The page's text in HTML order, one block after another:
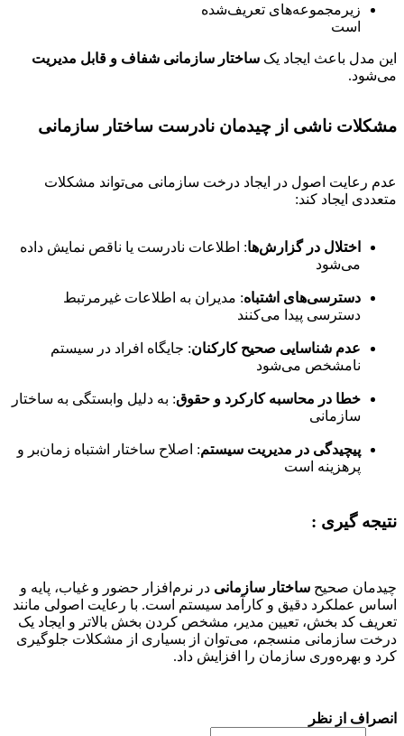
زیرمجموعه‌های تعریف‌شده
است
این مدل باعث ایجاد یک ساختار سازمانی شفاف و قابل مدیریت
می‌شود.
مشکلات ناشی از چیدمان نادرست ساختار سازمانی
عدم رعایت اصول در ایجاد درخت سازمانی می‌تواند مشکلات
متعددی ایجاد کند:
اختلال در گزارش‌ها: اطلاعات نادرست یا ناقص نمایش داده
می‌شود
دسترسی‌های اشتباه: مدیران به اطلاعات غیرمرتبط
دسترسی پیدا می‌کنند
عدم شناسایی صحیح کارکنان: جایگاه افراد در سیستم
نامشخص می‌شود
خطا در محاسبه کارکرد و حقوق: به دلیل وابستگی به ساختار
سازمانی
پیچیدگی در مدیریت سیستم: اصلاح ساختار اشتباه زمان‌بر و
پرهزینه است
نتیجه گیری :
چیدمان صحیح ساختار سازمانی در نرم‌افزار حضور و غیاب، پایه و
اساس عملکرد دقیق و کارآمد سیستم است. با رعایت اصولی مانند
تعریف کد بخش، تعیین مدیر، مشخص کردن بخش بالاتر و ایجاد یک
درخت سازمانی منسجم، می‌توان از بسیاری از مشکلات جلوگیری
کرد و بهره‌وری سازمان را افزایش داد.
انصراف از نظر